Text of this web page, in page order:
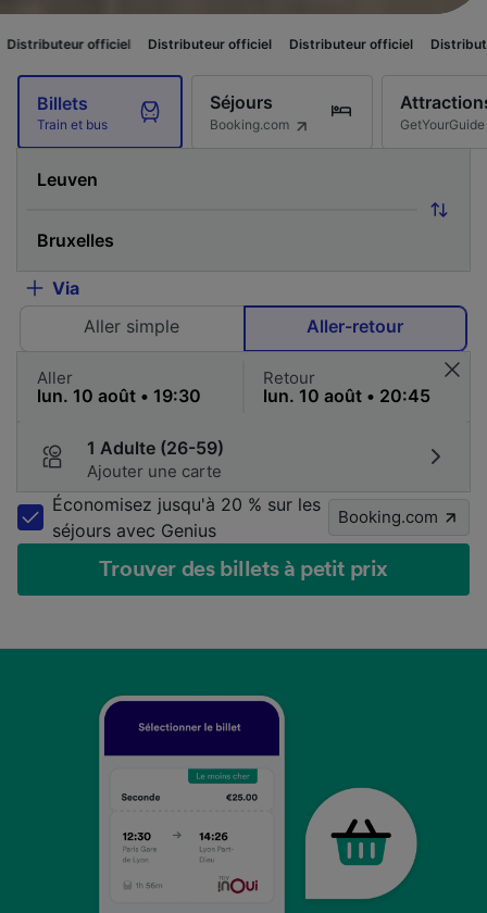
officiel Distributeur officiel Distributeur officiel Distributeur officiel
Billets
Train et bus
Séjours
Booking.com GetYourGuide
Via
Aller simple
Aller-retour
Aller Retour
1 Adulte (26-59)
Ajouter une carte
Économisez jusqu'à 20 % sur les
séjours avec Genius
Booking.com
Trouver des billets à petit prix